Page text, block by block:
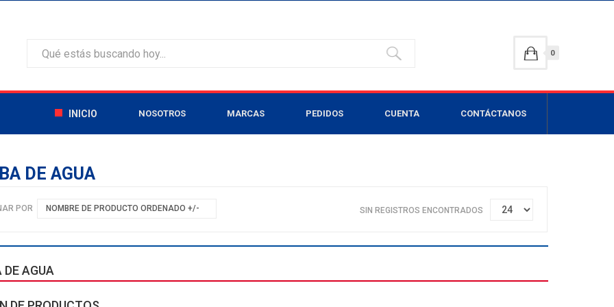
0
INICIO NOSOTROS MARCAS PEDIDOS CUENTA CONTÁCTANOS
DE AGUA
POR NOMBRE DE PRODUCTO ORDENADO +/- SIN REGISTROS ENCONTRADOS
AGUA